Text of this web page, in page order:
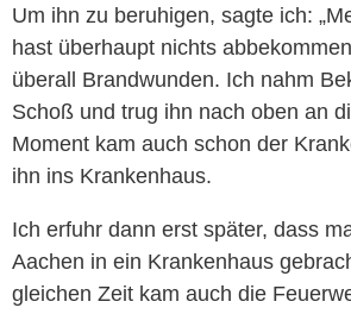
Um ihn zu beruhigen, sagte ich:
hast überhaupt nichts
überall Brandwunden. Ich nahm
Schoß und trug ihn nach oben an
Moment kam auch schon der
ihn ins Krankenhaus.
Ich erfuhr dann erst später, dass
Aachen in ein Krankenhaus
gleichen Zeit kam auch die